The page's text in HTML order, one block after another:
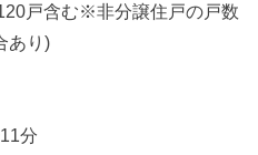
戸含む※非分譲住戸の戸数
あり)
分